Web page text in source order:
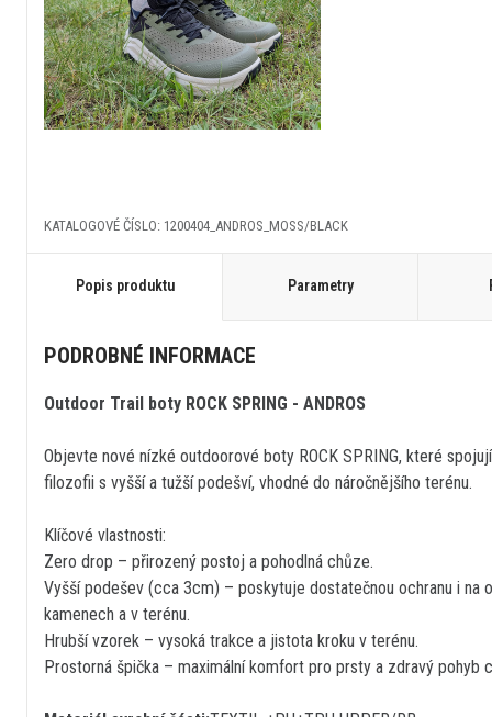
KATALOGOVÉ ČÍSLO: 1200404_ANDROS_MOSS/BLACK
Popis produktu Parametry
PODROBNÉ INFORMACE
Outdoor Trail boty ROCK SPRING - ANDROS
Objevte nové nízké outdoorové boty ROCK SPRING, které
filozofii s vyšší a tužší podešví, vhodné do náročnějšího terénu.
Klíčové vlastnosti:
Zero drop – přirozený postoj a pohodlná chůze.
Vyšší podešev (cca 3cm) – poskytuje dostatečnou ochranu i na
kamenech a v terénu.
Hrubší vzorek – vysoká trakce a jistota kroku v terénu.
Prostorná špička – maximální komfort pro prsty a zdravý pohyb